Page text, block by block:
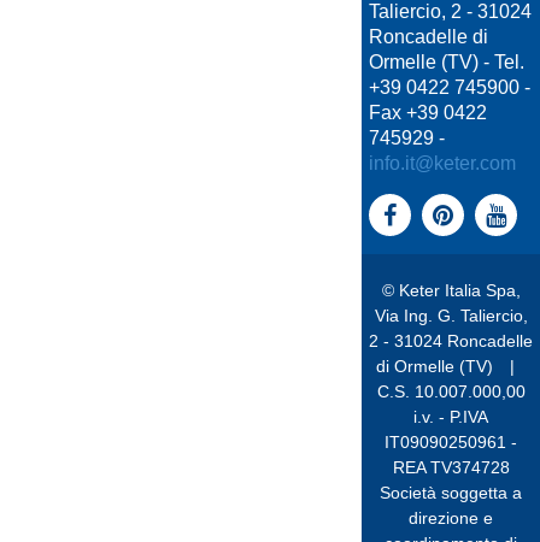
Taliercio, 2 - 31024
Roncadelle di
Ormelle (TV) - Tel.
+39 0422 745900 -
Fax +39 0422
745929 -
info.it@keter.com
© Keter Italia Spa,
Via Ing. G. Taliercio,
2 - 31024 Roncadelle
di Ormelle (TV)
|
C.S. 10.007.000,00
i.v. - P.IVA
IT09090250961 -
REA TV374728
Società soggetta a
direzione e